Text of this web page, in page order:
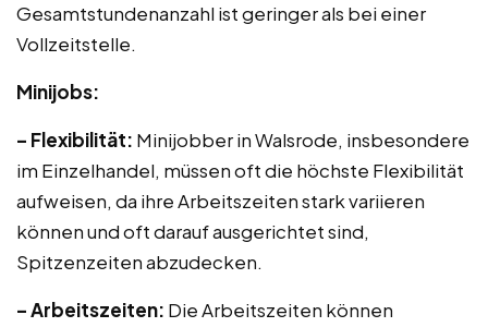
Gesamtstundenanzahl ist geringer als bei einer
Vollzeitstelle.
Minijobs:
– Flexibilität: Minijobber in Walsrode, insbesondere
im Einzelhandel, müssen oft die höchste Flexibilität
aufweisen, da ihre Arbeitszeiten stark variieren
können und oft darauf ausgerichtet sind,
Spitzenzeiten abzudecken.
– Arbeitszeiten: Die Arbeitszeiten können